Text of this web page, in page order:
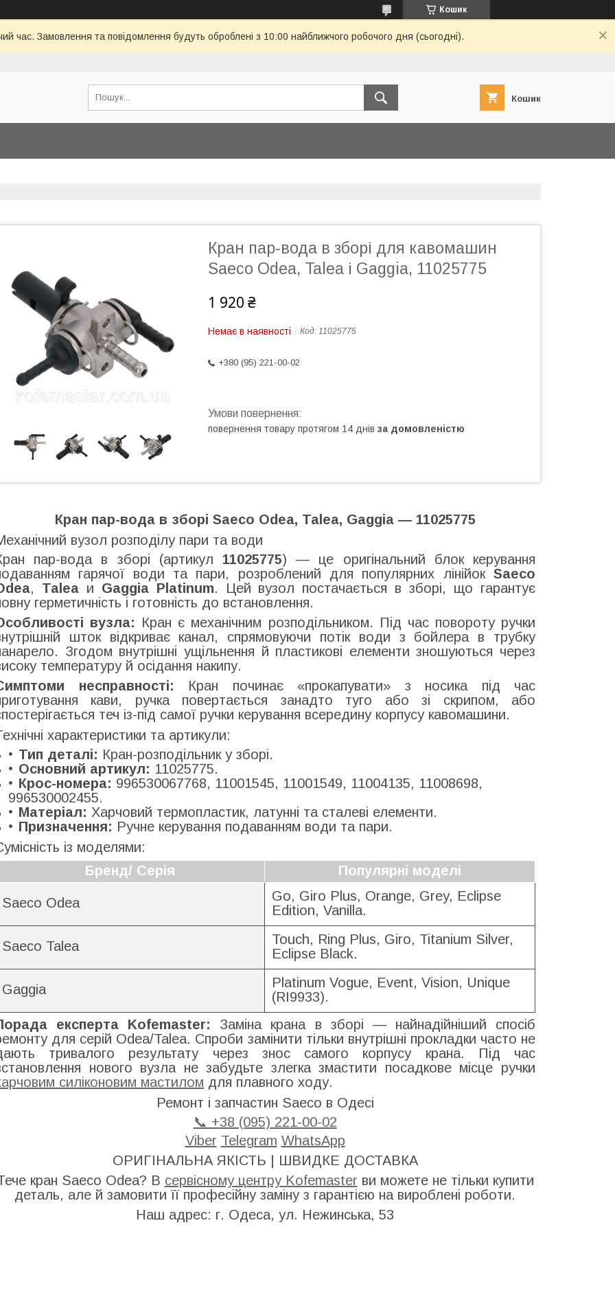
Кошик
час. Замовлення та повідомлення будуть оброблені з 10:00 найближчого робочого дня (сьогодні).
Кошик
Кран пар-вода в зборі для кавомашин
Saeco Odea, Talea і Gaggia, 11025775
1 920 ₴
Немає в наявності Код: 11025775
+380 (95) 221-00-02
повернення товару протягом 14 днів за домовленістю
Кран пар-вода в зборі Saeco Odea, Talea, Gaggia — 11025775
вузол розподілу пари та води
пар-вода в зборі (артикул 11025775) — це оригінальний блок керування
гарячої води та пари, розроблений для популярних лінійок Saeco
, Taleaи Gaggia Platinum. Цей вузол постачається в зборі, що гарантує
герметичність і готовність до встановлення.
вузла: Кран є механічним розподільником. Під час повороту ручки
шток відкриває канал, спрямовуючи потік води з бойлера в трубку
Згодом внутрішні ущільнення й пластикові елементи зношуються через
температуру й осідання накипу.
несправності: Кран починає «прокапувати» з носика під час
кави, ручка повертається занадто туго або зі скрипом, або
теч із-під самої ручки керування всередину корпусу кавомашини.
характеристики та артикули:
Тип деталі: Кран-розподільник у зборі.
Основний артикул: 11025775.
Крос-номера: 996530067768, 11001545, 11001549, 11004135, 11008698,
996530002455.
Матеріал: Харчовий термопластик, латунні та сталеві елементи.
Призначення: Ручне керування подаванням води та пари.
із моделями:
Бренд/ Серія
Популярні моделі
Saeco Odea
Go, Giro Plus, Orange, Grey, Eclipse
Edition, Vanilla.
Saeco Talea
Touch, Ring Plus, Giro, Titanium Silver,
Eclipse Black.
Gaggia
Platinum Vogue, Event, Vision, Unique
(RI9933).
експерта Kofemaster:
Заміна крана в зборі — найнадійніший спосіб
для серій Odea/Talea. Спроби замінити тільки внутрішні прокладки часто не
тривалого результату через знос самого корпусу крана. Під час
нового вузла не забудьте злегка змастити посадкове місце ручки
силіконовим мастилом для плавного ходу.
Ремонт і запчастин Saeco в Одесі
📞 +38 (095) 221-00-02
Viber Telegram WhatsApp
ОРИГІНАЛЬНА ЯКІСТЬ | ШВИДКЕ ДОСТАВКА
кран Saeco Odea? В сервісному центру Kofemaster ви можете не тільки купити
деталь, але й замовити її професійну заміну з гарантією на вироблені роботи.
Наш адрес: г. Одеса, ул. Нежинська, 53